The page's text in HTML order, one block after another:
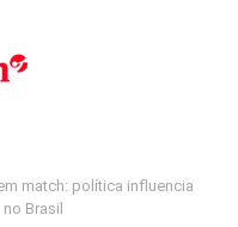
match: política influencia
Brasil